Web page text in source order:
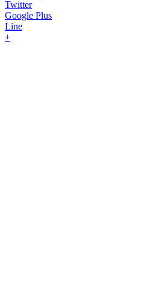
Twitter
Google Plus
Line
+